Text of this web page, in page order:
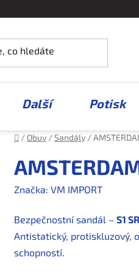
Další Potisk
Domů
/ Obuv /Sandály /
Značka: VM IMPORT
Bezpečnostní sandál – S1
Antistatický, protiskluzový,
schopností.